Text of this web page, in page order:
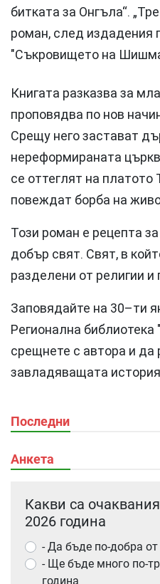
битката за Онгъла“.
роман, след издадения
"Съкровището на
Книгата разказва за
проповядва по нов
Срещу него застават
нереформираната
се оттеглят на платото
повеждат борба на
Този роман е рецепта
добър свят. Свят, в
разделени от религии и
Заповядайте на 30–ти
Регионална
срещнете с автора и да
завладяващата
Последни
Анкета
Какви са
2026 година
- Да бъде по-добра
- Ще бъде много по-
година